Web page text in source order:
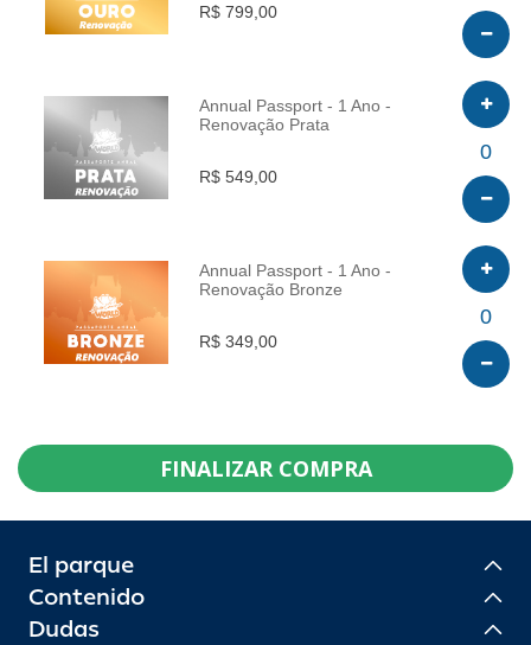
R$ 799,00
INFO
Annual Passport - 1 Ano -
Renovação Prata
R$ 549,00
0
INFO
Annual Passport - 1 Ano -
Renovação Bronze
R$ 349,00
0
FINALIZAR COMPRA
El parque
Contenido
Dudas